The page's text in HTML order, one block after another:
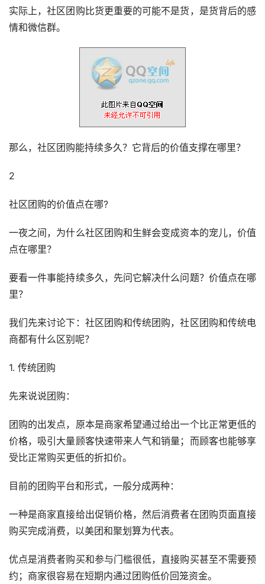
实际上，社区团购比货更重要的可能不是货，是货背后的感
情和微信群。
那么，社区团购能持续多久？它背后的价值支撑在哪里？
2
社区团购的价值点在哪?
一夜之间，为什么社区团购和生鲜会变成资本的宠儿，价值
点在哪里？
要看一件事能持续多久，先问它解决什么问题？价值点在哪
里？
我们先来讨论下：社区团购和传统团购，社区团购和传统电
商都有什么区别呢？
1. 传统团购
先来说说团购：
团购的出发点，原本是商家希望通过给出一个比正常更低的
价格，吸引大量顾客快速带来人气和销量；而顾客也能够享
受比正常购买更低的折扣价。
目前的团购平台和形式，一般分成两种：
一种是商家直接给出促销价格，然后消费者在团购页面直接
购买完成消费，以美团和聚划算为代表。
优点是消费者购买和参与门槛很低，直接购买甚至不需要预
约；商家很容易在短期内通过团购低价回笼资金。